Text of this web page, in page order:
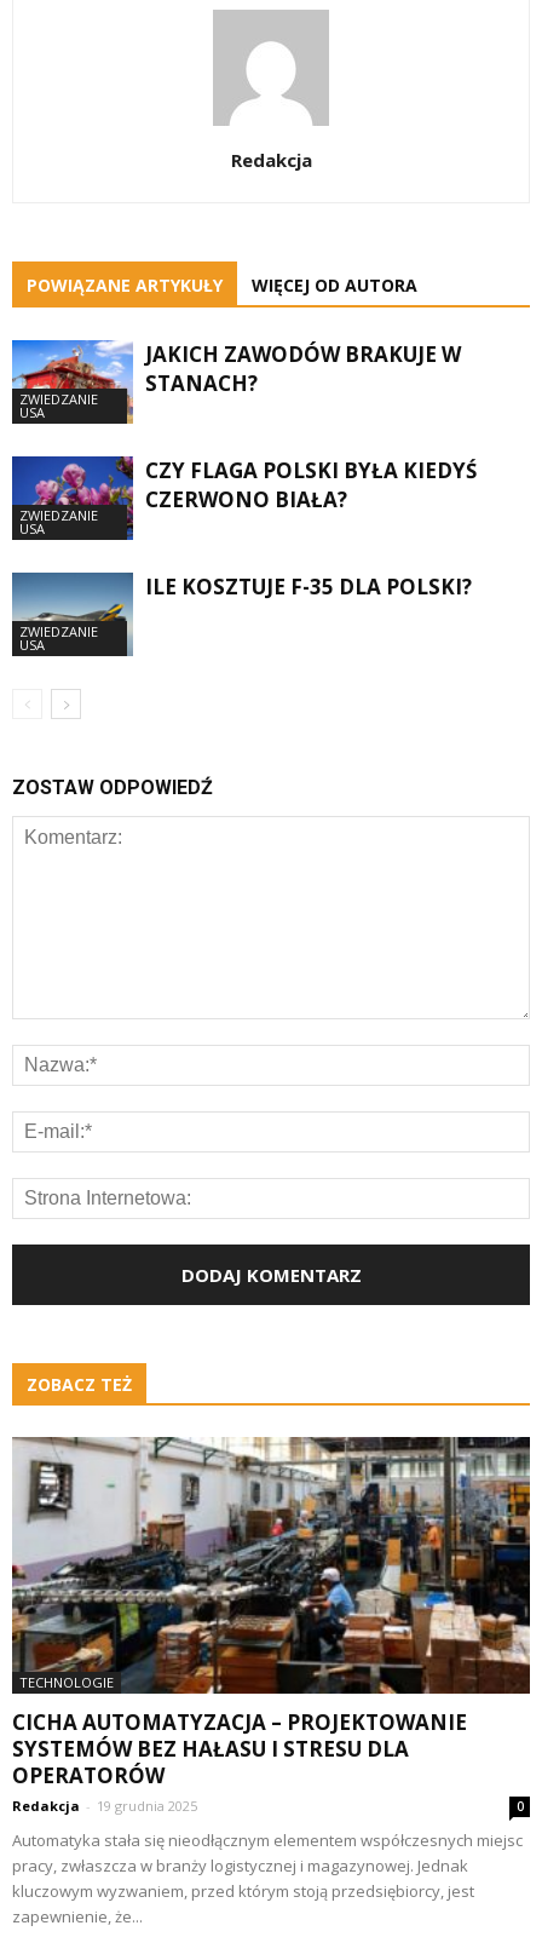
Redakcja
POWIĄZANE ARTYKUŁY WIĘCEJ OD AUTORA
ZWIEDZANIE
USA
JAKICH ZAWODÓW BRAKUJE W
STANACH?
ZWIEDZANIE
USA
CZY FLAGA POLSKI BYŁA KIEDYŚ
CZERWONO BIAŁA?
ZWIEDZANIE
USA
ILE KOSZTUJE F-35 DLA POLSKI?
ZOSTAW ODPOWIEDŹ
ZOBACZ TEŻ
TECHNOLOGIE
CICHA AUTOMATYZACJA – PROJEKTOWANIE
SYSTEMÓW BEZ HAŁASU I STRESU DLA
OPERATORÓW
Redakcja - 19 grudnia 2025 0
Automatyka stała się nieodłącznym elementem współczesnych miejsc
pracy, zwłaszcza w branży logistycznej i magazynowej. Jednak
kluczowym wyzwaniem, przed którym stoją przedsiębiorcy, jest
zapewnienie, że...